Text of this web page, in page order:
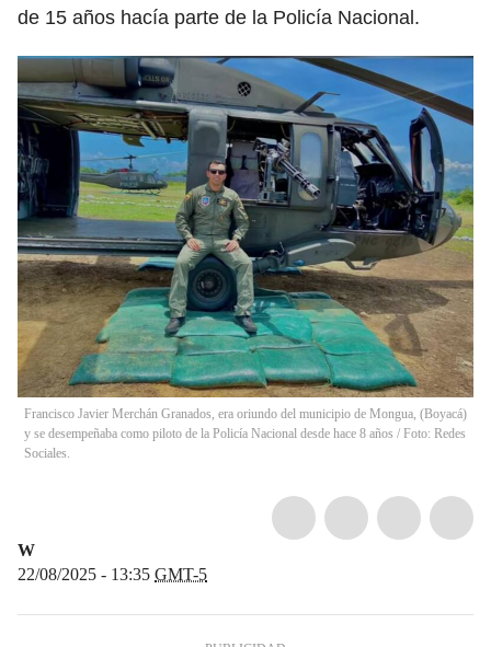
de 15 años hacía parte de la Policía Nacional.
Francisco Javier Merchán Granados, era oriundo del municipio de Mongua, (Boyacá)
y se desempeñaba como piloto de la Policía Nacional desde hace 8 años / Foto: Redes
Sociales.
W
22/08/2025 - 13:35 GMT-5